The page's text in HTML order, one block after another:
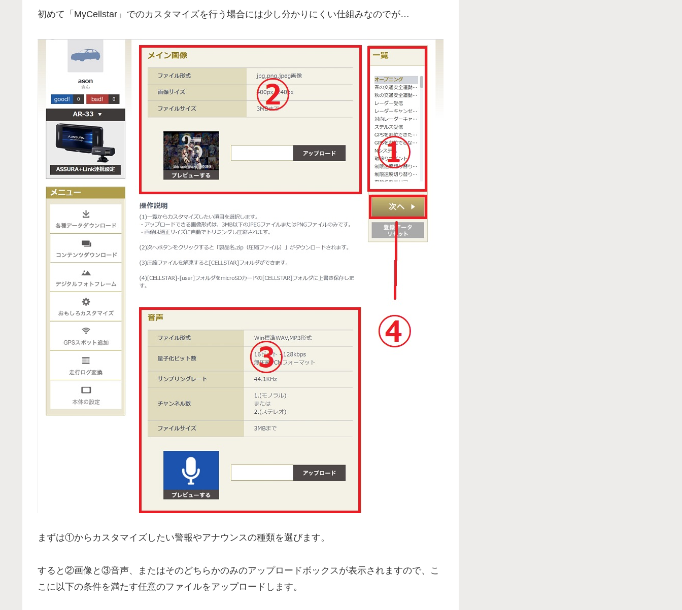
初めて「MyCellstar」でのカスタマイズを行う場合には少し分かりにくい仕組みなのでが…
まずは①からカスタマイズしたい警報やアナウンスの種類を選びます。
すると②画像と③音声、またはそのどちらかのみのアップロードボックスが表示されますので、こ
こに以下の条件を満たす任意のファイルをアップロードします。